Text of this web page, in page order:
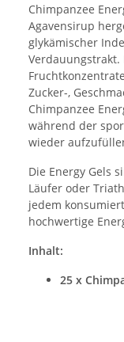
Chimpanzee
Agavensirup
glykämischer
Verdauungstrakt.
Zucker-,
Chimpanzee
während der
wieder
Die Energy Gels
Läufer oder
jedem
hochwertige
Inhalt:
25 x